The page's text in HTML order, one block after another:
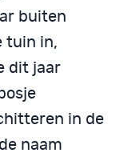
buiten
tuin in,
dit jaar
in de
naam